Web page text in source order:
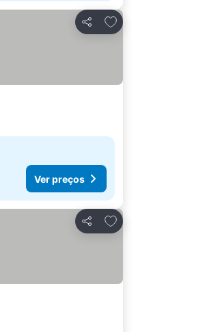
Partilhar
Adicionar aos favoritos
Ver preços
Partilhar
Adicionar aos favoritos